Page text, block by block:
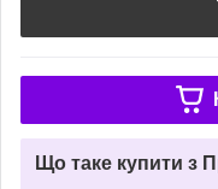
Що таке купити з